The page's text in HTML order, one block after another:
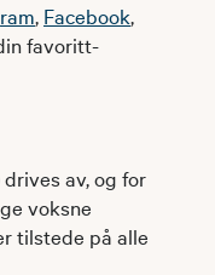
, Facebook,
favoritt-
av, og for
voksne
tilstede på alle